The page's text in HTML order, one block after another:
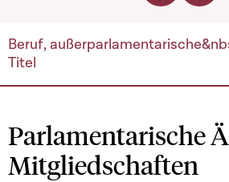
Beruf,
Titel
Parlamentarische
Mitgliedschaften